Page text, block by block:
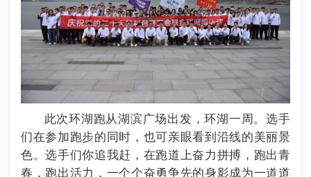
此次环湖跑从湖滨广场出发，环湖一周。选手
们在参加跑步的同时，也可亲眼看到沿线的美丽景
色。选手们你追我赶，在跑道上奋力拼搏，跑出青
春，跑出活力，一个个奋勇争先的身影成为一道道